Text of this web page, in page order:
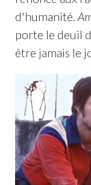
d'humanité.
porte le deuil
être jamais le